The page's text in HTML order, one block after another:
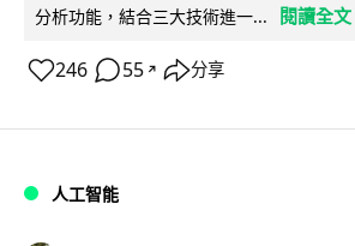
分析功能，結合三大技術進一...
閱讀全文
246 55 ↗ 分享
人工智能